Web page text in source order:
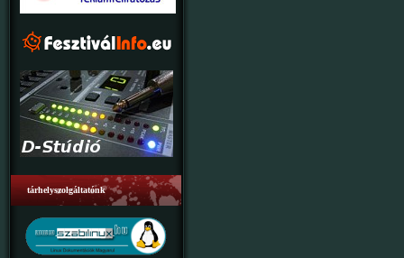
tárhelyszolgáltatónk